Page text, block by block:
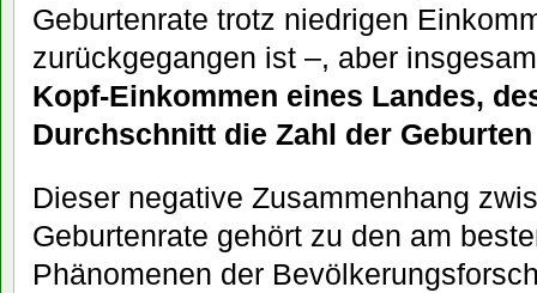
Geburtenrate trotz niedrigen
zurückgegangen ist –, aber
Kopf-Einkommen eines Landes,
Durchschnitt die Zahl der
Dieser negative Zusammenhang
Geburtenrate gehört zu den am
Phänomenen der